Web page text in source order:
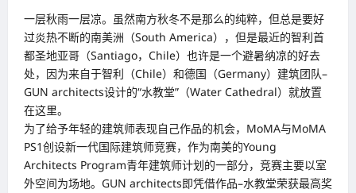
一层秋雨一层凉。虽然南方秋冬不是那么的纯粹，但总是要好
过炎热不断的南美洲（South America），但是最近的智利首
都圣地亚哥（Santiago，Chile）也许是一个避暑纳凉的好去
处，因为来自于智利（Chile）和德国（Germany）建筑团队–
GUN architects设计的“水教堂”（Water Cathedral）就放置
在这里。
为了给予年轻的建筑师表现自己作品的机会，MoMA与MoMA
PS1创设新一代国际建筑师竞赛，作为南美的Young
Architects Program青年建筑师计划的一部分，竞赛主要以室
外空间为场地。GUN architects即凭借作品–水教堂荣获最高奖